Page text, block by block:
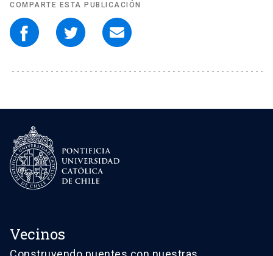
COMPARTE ESTA PUBLICACIÓN
Vecinos